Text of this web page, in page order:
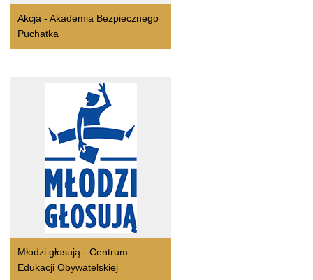
Akcja - Akademia Bezpiecznego
Puchatka
Młodzi głosują - Centrum
Edukacji Obywatelskiej